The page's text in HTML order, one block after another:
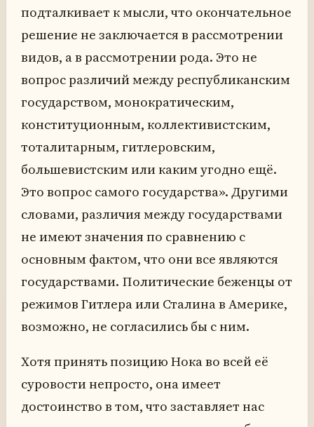
подталкивает к мысли, что окончательное
решение не заключается в рассмотрении
видов, а в рассмотрении рода. Это не
вопрос различий между республиканским
государством, монократическим,
конституционным, коллективистским,
тоталитарным, гитлеровским,
большевистским или каким угодно ещё.
Это вопрос самого государства». Другими
словами, различия между государствами
не имеют значения по сравнению с
основным фактом, что они все являются
государствами. Политические беженцы от
режимов Гитлера или Сталина в Америке,
возможно, не согласились бы с ним.
Хотя принять позицию Нока во всей её
суровости непросто, она имеет
достоинство в том, что заставляет нас